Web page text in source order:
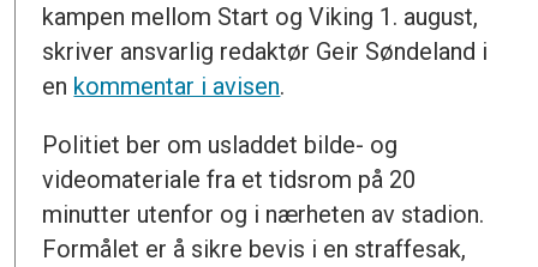
kampen mellom Start og Viking 1. august,
skriver ansvarlig redaktør Geir Søndeland i
en kommentar i avisen.
Politiet ber om usladdet bilde- og
videomateriale fra et tidsrom på 20
minutter utenfor og i nærheten av stadion.
Formålet er å sikre bevis i en straffesak,